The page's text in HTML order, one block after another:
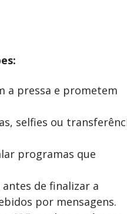
a pressa e prometem
selfies ou
programas que
de finalizar a
por mensagens.